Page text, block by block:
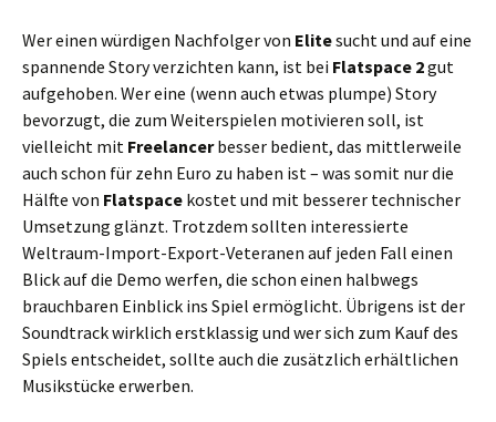
Wer einen würdigen Nachfolger von Elitesucht und auf eine
spannende Story verzichten kann, ist bei Flatspace 2gut
aufgehoben. Wer eine (wenn auch etwas plumpe) Story
bevorzugt, die zum Weiterspielen motivieren soll, ist
vielleicht mit Freelancerbesser bedient, das mittlerweile
auch schon für zehn Euro zu haben ist – was somit nur die
Hälfte von Flatspace kostet und mit besserer technischer
Umsetzung glänzt. Trotzdem sollten interessierte
Weltraum-Import-Export-Veteranen auf jeden Fall einen
Blick auf die Demo werfen, die schon einen halbwegs
brauchbaren Einblick ins Spiel ermöglicht. Übrigens ist der
Soundtrack wirklich erstklassig und wer sich zum Kauf des
Spiels entscheidet, sollte auch die zusätzlich erhältlichen
Musikstücke erwerben.